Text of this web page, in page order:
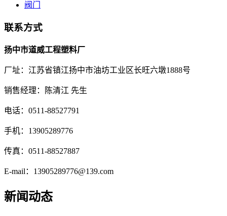
阀门
联系方式
扬中市道威工程塑料厂
厂址：江苏省镇江扬中市油坊工业区长旺六墩1888号
销售经理：陈清江 先生
电话：0511-88527791
手机：13905289776
传真：0511-88527887
E-mail：13905289776@139.com
新闻动态